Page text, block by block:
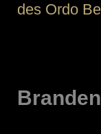
des Ordo